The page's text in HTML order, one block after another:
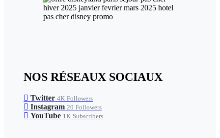
NOS RÉSEAUX SOCIAUX
Twitter 4K Followers
Instagram 20 Followers
YouTube 1K Subscribers